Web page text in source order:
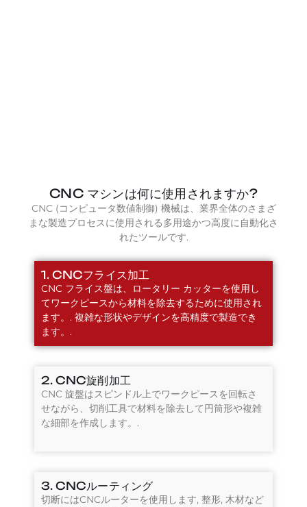
CNC マシンは何に使用されますか?
CNC (コンピュータ数値制御) 機械は、業界全体のさまざ
まな製造プロセスに使用される多用途かつ高度に自動化さ
れたツールです.
1. CNCフライス加工
CNC フライス盤は、ロータリー カッターを使用し
てワークピースから材料を除去するために使用され
ます。. 複雑な形状やデザインを高精度で製造でき
ます。.
2. CNC旋削加工
CNC 旋盤はスピンドル上でワークピースを回転さ
せながら、切削工具で材料を除去して円筒形や複雑
な細部を作成します。.
3. CNCルーティング
切断にはCNCルーターを使用します, 整形, 木材など